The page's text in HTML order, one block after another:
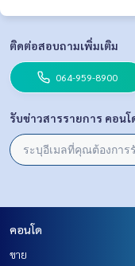
ติดต่อสอบถามเพิ่มเติม
064-959-8900
รับข่าวสารรายการ คอนโ
คอนโด
ขาย